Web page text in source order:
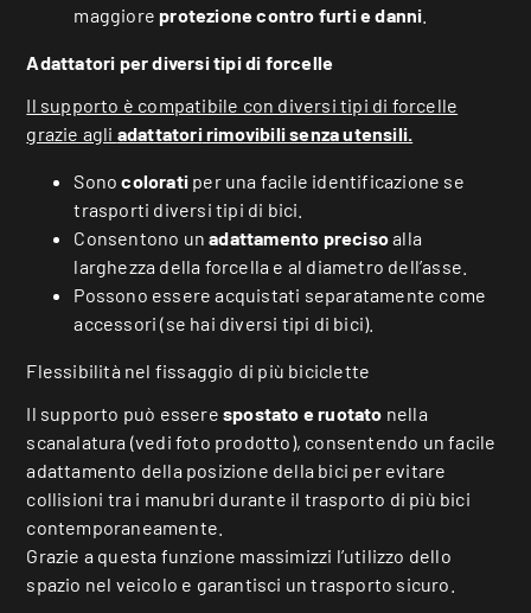
maggioreprotezione contro furti e danni
Adattatori per diversi tipi di forcelle
Il supporto è compatibile con diversi tipi di forcelle
grazie agli adattatoririmovibili senza utensili.
Sonocolorati per una facile identificazione se
trasporti diversi tipi di bici.
Consentono unadattamento precisoalla
larghezza della forcella e al diametro dell’asse.
Possono essere acquistati separatamente come
accessori (se hai diversi tipi di bici).
Flessibilità nel fissaggio di più biciclette
Il supporto può essere spostato e ruotato nella
scanalatura (vedi foto prodotto), consentendo un facile
adattamento della posizione della bici per evitare
collisioni tra i manubri durante il trasporto di più bici
contemporaneamente.
Grazie a questa funzione massimizzi l’utilizzo dello
spazio nel veicolo e garantisci un trasporto sicuro.